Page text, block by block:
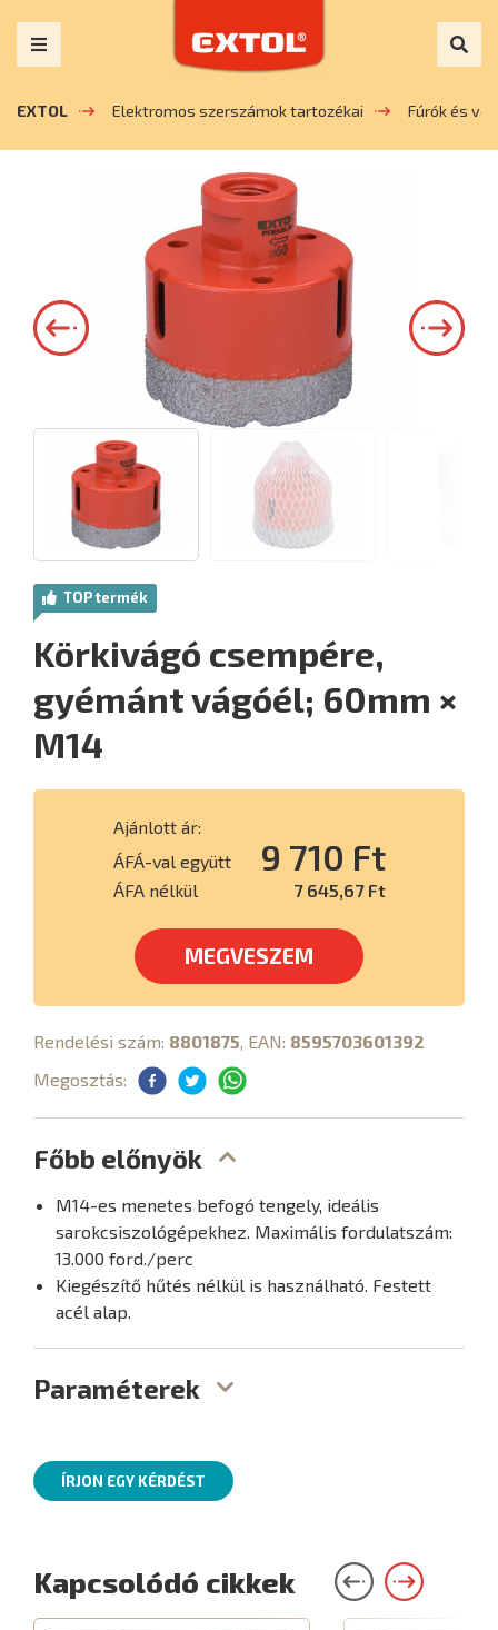
EXTOL Elektromos szerszámok tartozékai Fúrók és
TOP termék
Körkivágó csempére,
gyémánt vágóél; 60mm ×
M14
Ajánlott ár:
ÁFÁ-val együtt
9 710 Ft
ÁFA nélkül 7 645,67 Ft
MEGVESZEM
Rendelési szám: 8801875 , EAN: 8595703601392
Megosztás:
Főbb előnyök
M14-es menetes befogó tengely, ideális
sarokcsiszológépekhez. Maximális fordulatszám:
13.000 ford./perc
Kiegészítő hűtés nélkül is használható. Festett
acél alap.
Paraméterek
ÍRJON EGY KÉRDÉST
Kapcsolódó cikkek